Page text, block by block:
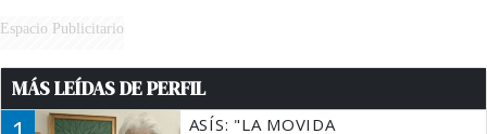
Espacio Publicitario
MÁS LEÍDAS DE PERFIL
ASÍS: "LA MOVIDA